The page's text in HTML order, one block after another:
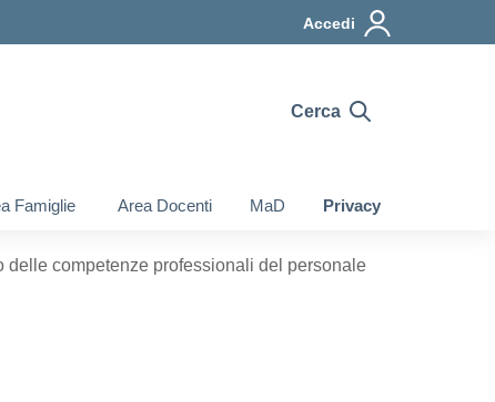
Accedi
Cerca
Famiglie Area Docenti MaD Privacy
competenze professionali del personale